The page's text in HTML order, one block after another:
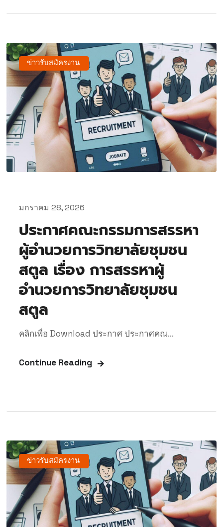
ข่าวรับสมัครงาน
มกราคม 28, 2026
ประกาศคณะกรรมการสรรหา
ผู้อำนวยการวิทยาลัยชุมชน
สตูล เรื่อง การสรรหาผู้
อำนวยการวิทยาลัยชุมชน
สตูล
คลิกเพื่อ Download ประกาศ ประกาศคณ...
Continue Reading
ข่าวรับสมัครงาน